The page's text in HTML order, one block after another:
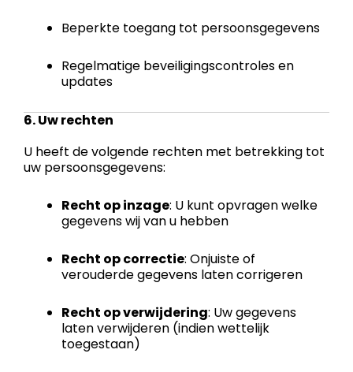
Beperkte toegang tot persoonsgegevens
Regelmatige beveiligingscontroles en
updates
6. Uw rechten
U heeft de volgende rechten met betrekking tot
uw persoonsgegevens:
Recht op inzage: U kunt opvragen welke
gegevens wij van u hebben
Recht op correctie: Onjuiste of
verouderde gegevens laten corrigeren
Recht op verwijdering: Uw gegevens
laten verwijderen (indien wettelijk
toegestaan)